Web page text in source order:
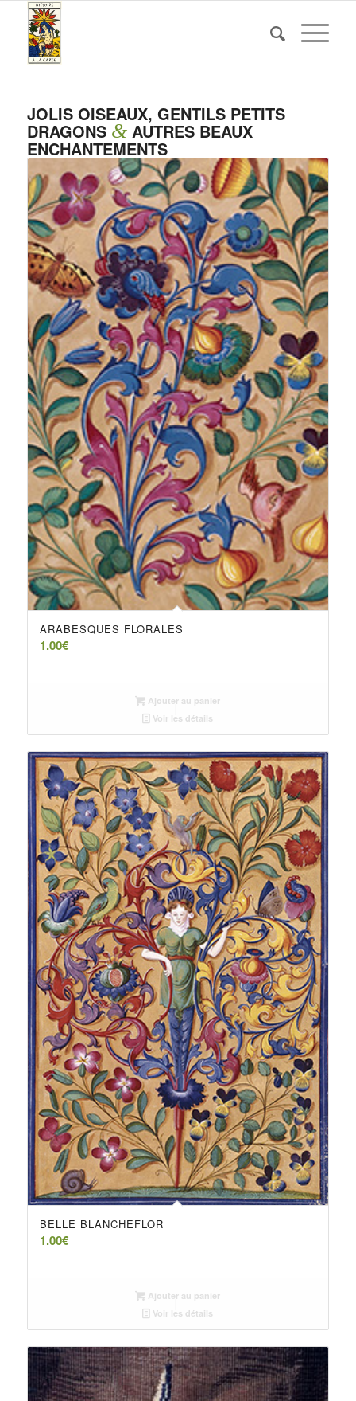
JOLIS OISEAUX, GENTILS PETITS
DRAGONS &AUTRES BEAUX
ENCHANTEMENTS
ARABESQUES FLORALES
1.00€
Ajouter au panier
Voir les détails
BELLE BLANCHEFLOR
1.00€
Ajouter au panier
Voir les détails